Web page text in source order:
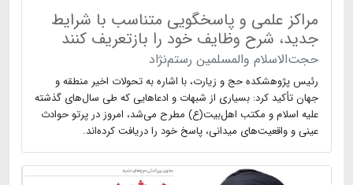
مراکز علمی و پاسخگویی متناسب با شرایط
جدید، شرح وظایف خود را بازتعریف کنند
حجت‌الاسلام والمسلمین رستم‌نژاد
رئیس پژوهشکده حج و زیارت، با اشاره به تحولات اخیر منطقه و
جهان تأکید کرد: بسیاری از شبهات و ادعاهایی که طی سال‌های گذشته
علیه اسلام و مکتب اهل‌بیت(ع) مطرح می‌شد، امروز در پرتو حوادث
عینی و واقعیت‌های میدانی، پاسخ خود را دریافت کرده‌اند.